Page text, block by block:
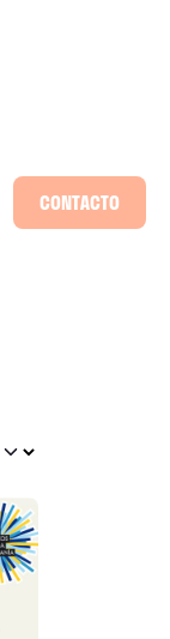
CONTACTO